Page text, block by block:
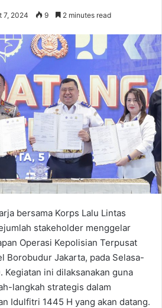
7, 2024 9 2 minutes read
bersama Korps Lalu Lintas
stakeholder menggelar
Operasi Kepolisian Terpusat
Borobudur Jakarta, pada Selasa-
ini dilaksanakan guna
langkah strategis dalam
Idulfitri 1445 H yang akan datang.